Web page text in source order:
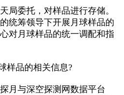
委托，对样品进行存储。
统筹领导下开展月球样品的
对月球样品的统一调配和指
品的相关信息?
与深空探测网数据平台